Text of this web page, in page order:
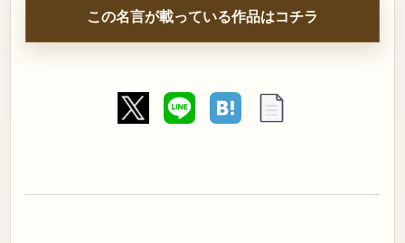
この名言が載っている作品はコチラ